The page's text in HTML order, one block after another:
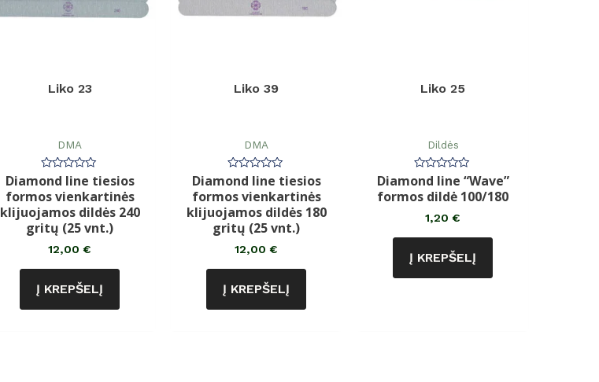
Liko 23
DMA
Įvertinimas:
0
iš
5
Diamond line tiesios
formos vienkartinės
klijuojamos dildės 240
gritų (25 vnt.)
12,00€
Į KREPŠELĮ
Liko 39
DMA
Įvertinimas:
0
iš
5
Diamond line tiesios
formos vienkartinės
klijuojamos dildės 180
gritų (25 vnt.)
12,00€
Į KREPŠELĮ
Liko 25
Dildės
Įvertinimas:
0
iš
Diamond line “Wave”
formos dildė 100/180
1,20€
Į KREPŠELĮ